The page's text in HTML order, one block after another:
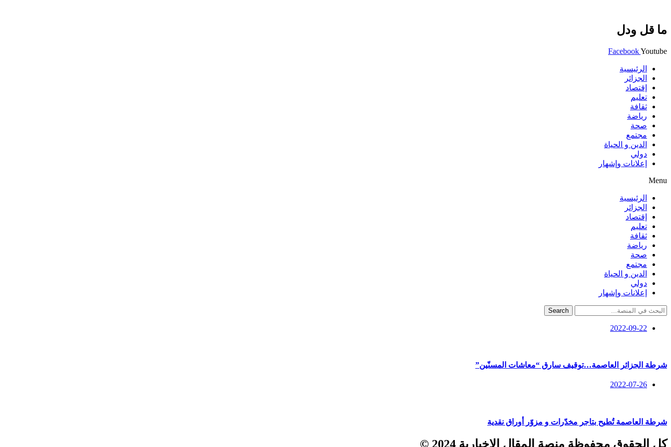
ما قل ودل
FacebookYoutube
الرئيسية
الجزائر
إقتصاد
تعليم
ثقافة
رياضة
صحة
مجتمع
الدين و الحياة
دولي
إعلانات وإشهار
Menu
الرئيسية
الجزائر
إقتصاد
تعليم
ثقافة
رياضة
صحة
مجتمع
الدين و الحياة
دولي
إعلانات وإشهار
Search
2022-09-22
شرطة الجزائر العاصمة…توقيف سارق “معاشات المسنّين”
2022-07-26
شرطة العاصمة تُطيح بتاجر مخدّرات و مزوّر أوراق نقدية
كل الحقوق محفوظة منصة المقال الإخبارية 2024 ©